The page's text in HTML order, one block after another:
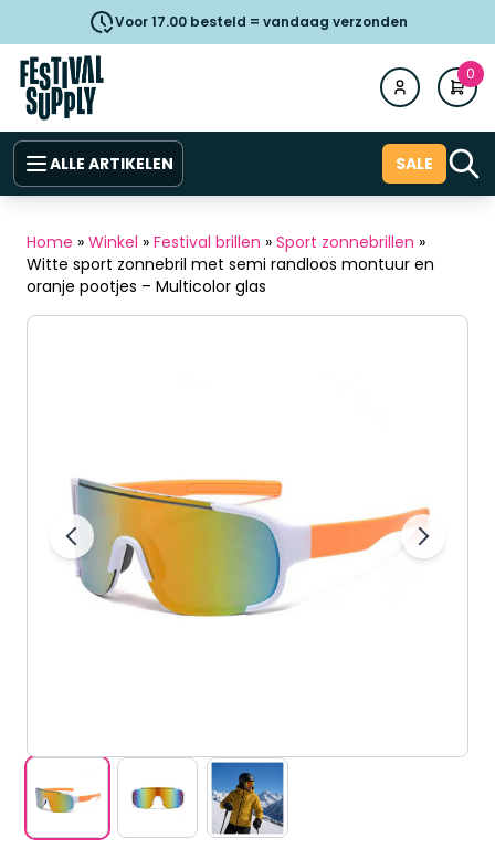
Voor 17.00 besteld = vandaag verzonden
0
ALLE ARTIKELEN SALE
Home » Winkel » Festival brillen » Sport zonnebrillen »
Witte sport zonnebril met semi randloos montuur en
oranje pootjes – Multicolor glas